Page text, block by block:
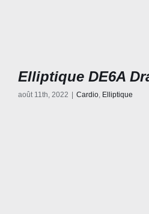
Elliptique DE6A
août 11th, 2022 Cardio, Elliptique